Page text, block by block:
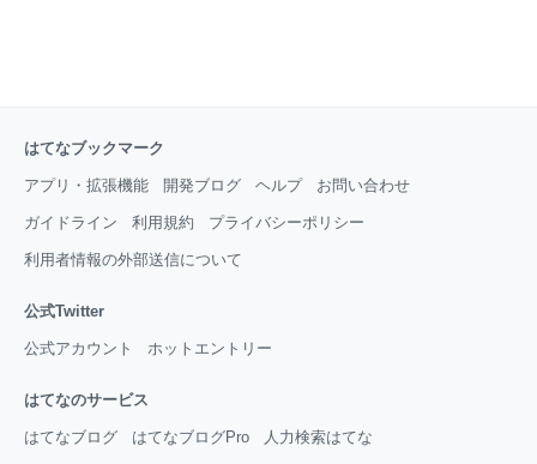
はてなブックマーク
アプリ・拡張機能 開発ブログ ヘルプ お問い合わせ
ガイドライン 利用規約 プライバシーポリシー
利用者情報の外部送信について
公式Twitter
公式アカウント ホットエントリー
はてなのサービス
はてなブログ はてなブログPro 人力検索はてな